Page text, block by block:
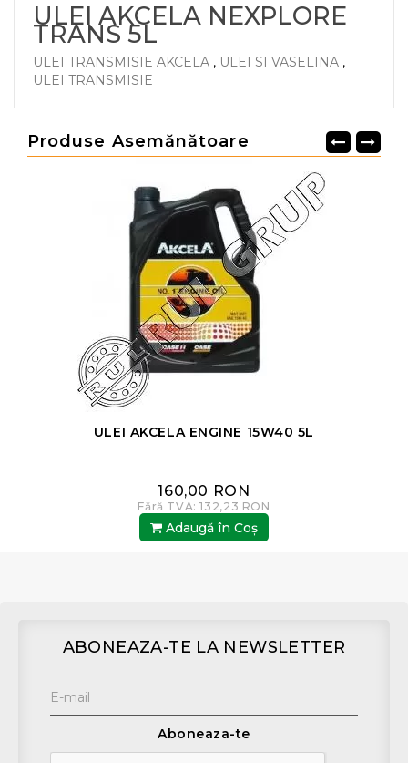
ULEI AKCELA NEXPLORE
TRANS 5L
ULEI TRANSMISIE AKCELA , ULEI SI VASELINA ,
ULEI TRANSMISIE
Produse Asemănătoare
ULEI AKCELA ENGINE 15W40 5L
160,00 RON
Fără TVA: 132,23 RON
Adaugă în Coş
ABONEAZA-TE LA NEWSLETTER
Aboneaza-te